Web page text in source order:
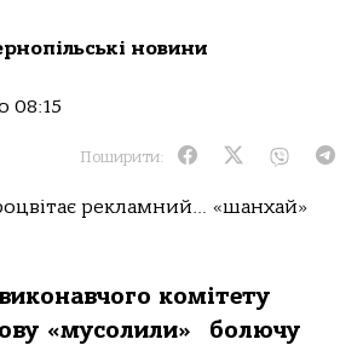
новини
08:15
Поширити:
комітету
«мусолили» болючу